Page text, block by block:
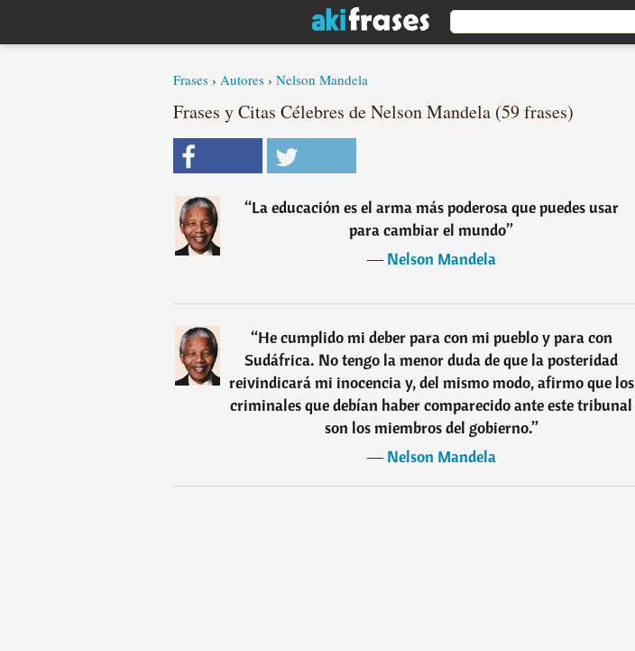
Frases › Autores › Nelson Mandela
Frases y Citas Célebres de Nelson Mandela (59 frases)
“La educación es el arma más poderosa que puedes usar
para cambiar el mundo”
―Nelson Mandela
“He cumplido mi deber para con mi pueblo y para con
Sudáfrica. No tengo la menor duda de que la posteridad
reivindicará mi inocencia y, del mismo modo, afirmo que los
criminales que debían haber comparecido ante este tribunal
son los miembros del gobierno.”
―Nelson Mandela